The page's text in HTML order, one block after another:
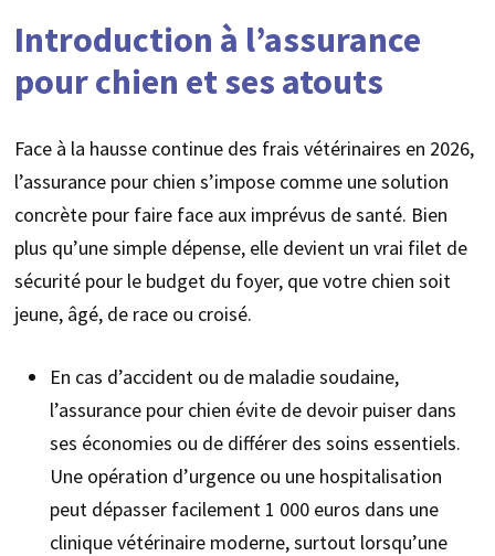
Introduction à l’assurance
pour chien et ses atouts
Face à la hausse continue des frais vétérinaires en 2026,
l’assurance pour chien s’impose comme une solution
concrète pour faire face aux imprévus de santé. Bien
plus qu’une simple dépense, elle devient un vrai filet de
sécurité pour le budget du foyer, que votre chien soit
jeune, âgé, de race ou croisé.
En cas d’accident ou de maladie soudaine,
l’assurance pour chien évite de devoir puiser dans
ses économies ou de différer des soins essentiels.
Une opération d’urgence ou une hospitalisation
peut dépasser facilement 1 000 euros dans une
clinique vétérinaire moderne, surtout lorsqu’une